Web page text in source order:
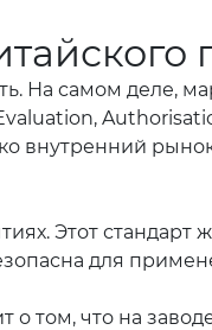
На самом деле,
внутренний
Этот стандарт
для
том, что на